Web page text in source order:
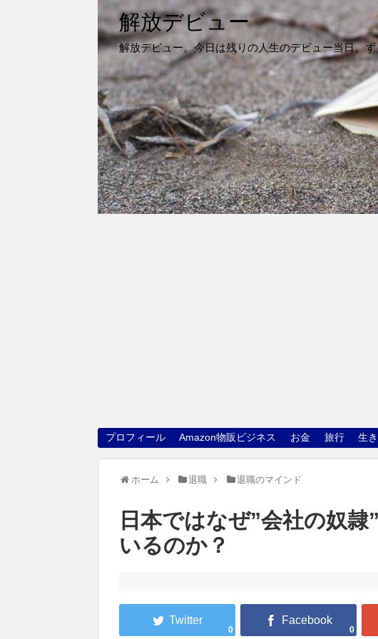
解放デビュー
解放デビュー。今日は残りの人生のデビュー当日。
プロフィール Amazon物販ビジネス お金 旅行 生
ホーム 退職 退職のマインド
日本ではなぜ”会社の奴
いるのか？
0 0